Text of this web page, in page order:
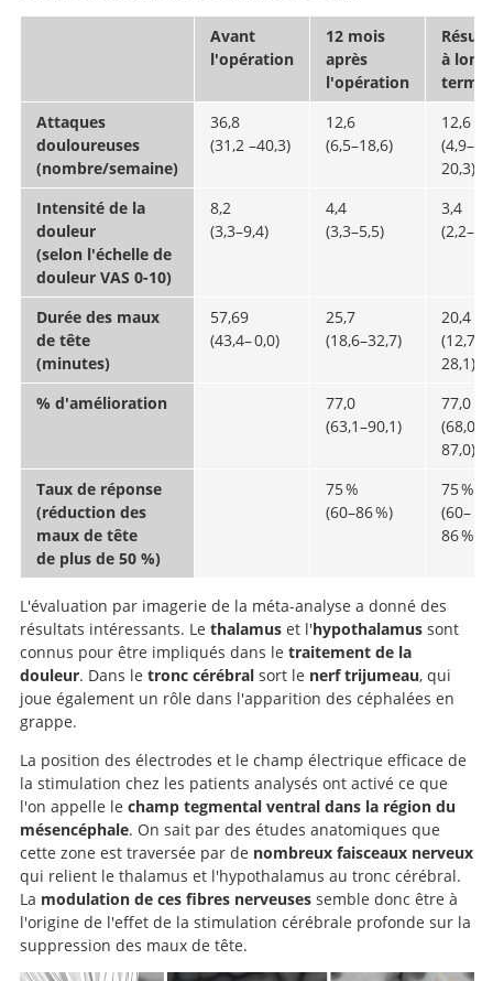
Avant
l'opération
12 mois
après
l'opération
à long
terme
Attaques
douloureuses
(nombre/semaine)
36,8
(31,2 –40,3)
12,6
(6,5–18,6)
12,6
(4,9–
20,3)
Intensité de la
douleur
(selon l'échelle de
douleur VAS 0-10)
8,2
(3,3–9,4)
4,4
(3,3–5,5)
3,4
Durée des maux
de tête
(minutes)
57,69
(43,4– 0,0)
25,7
(18,6–32,7)
20,4
(12,7–
28,1)
% d'amélioration
77,0
(63,1–90,1)
77,0
(68,0–
87,0)
Taux de réponse
(réduction des
maux de tête
de plus de 50 %)
75 %
(60–86 %)
75 %
(60–
86 %)
L'évaluation par imagerie de la méta-analyse a donné des
résultats intéressants. Le thalamus et l'hypothalamus sont
connus pour être impliqués dans le traitement de la
douleur. Dans le tronc cérébralsort le nerf trijumeau, qui
joue également un rôle dans l'apparition des céphalées en
grappe.
La position des électrodes et le champ électrique efficace de
la stimulation chez les patients analysés ont activé ce que
l'on appelle le champ tegmental ventral dans la région du
mésencéphale. On sait par des études anatomiques que
cette zone est traversée par de nombreux faisceaux nerveux
qui relient le thalamus et l'hypothalamus au tronc cérébral.
La modulation de ces fibres nerveusessemble donc être à
l'origine de l'effet de la stimulation cérébrale profonde sur la
suppression des maux de tête.